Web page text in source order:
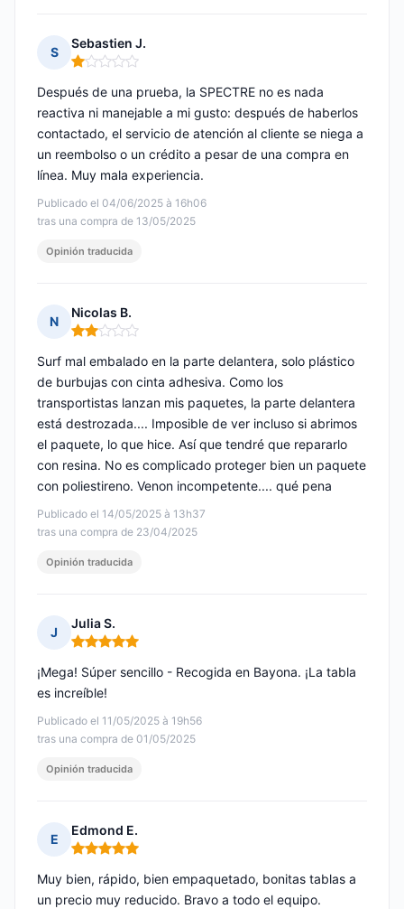
S
Sebastien J.
Nota: 1 de 5
Publicado el 04/06/2025 à 16h06
tras una compra de 13/05/2025
Después de una prueba, la SPECTRE no es nada
reactiva ni manejable a mi gusto: después de haberlos
contactado, el servicio de atención al cliente se niega a
un reembolso o un crédito a pesar de una compra en
línea. Muy mala experiencia.
Opinión traducida
N
Nicolas B.
Nota: 2 de 5
Publicado el 14/05/2025 à 13h37
tras una compra de 23/04/2025
Surf mal embalado en la parte delantera, solo plástico
de burbujas con cinta adhesiva. Como los
transportistas lanzan mis paquetes, la parte delantera
está destrozada.... Imposible de ver incluso si abrimos
el paquete, lo que hice. Así que tendré que repararlo
con resina. No es complicado proteger bien un paquete
con poliestireno. Venon incompetente.... qué pena
Opinión traducida
J
Julia S.
Nota: 5 de 5
Publicado el 11/05/2025 à 19h56
tras una compra de 01/05/2025
¡Mega! Súper sencillo - Recogida en Bayona. ¡La tabla
es increíble!
Opinión traducida
E
Edmond E.
Nota: 5 de 5
Muy bien, rápido, bien empaquetado, bonitas tablas a
un precio muy reducido. Bravo a todo el equipo.